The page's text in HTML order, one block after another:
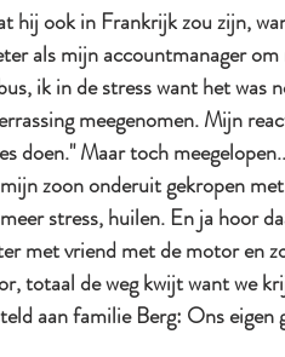
hij ook in Frankrijk zou zijn,
als mijn accountmanager
ik in de stress want het was
meegenomen. Mijn
doen." Maar toch
zoon onderuit gekropen
stress, huilen. En ja hoor
met vriend met de motor en
totaal de weg kwijt want we
aan familie Berg: Ons